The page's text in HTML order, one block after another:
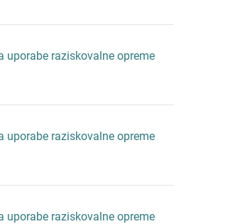
uporabe raziskovalne opreme
uporabe raziskovalne opreme
uporabe raziskovalne opreme